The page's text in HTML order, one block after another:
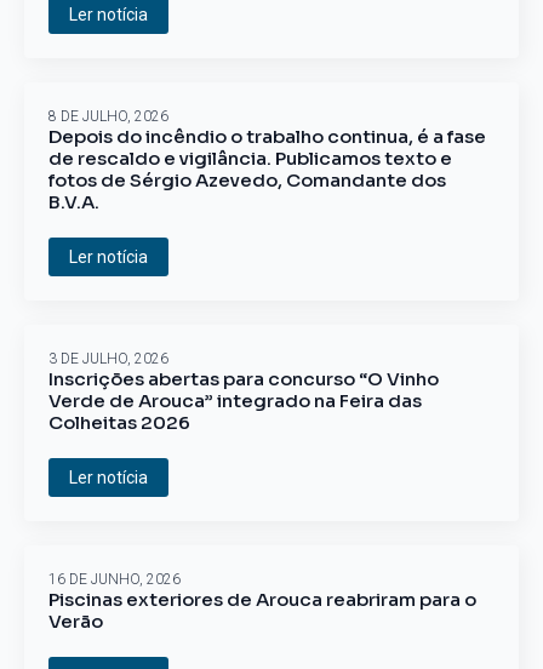
Ler notícia
Depois do incêndio o trabalho continua, é a fase
de rescaldo e vigilância. Publicamos texto e
fotos de Sérgio Azevedo, Comandante dos
B.V.A.
8 DE JULHO, 2026
Ler notícia
Inscrições abertas para concurso “O Vinho
Verde de Arouca” integrado na Feira das
Colheitas 2026
3 DE JULHO, 2026
Ler notícia
Piscinas exteriores de Arouca reabriram para o
Verão
16 DE JUNHO, 2026